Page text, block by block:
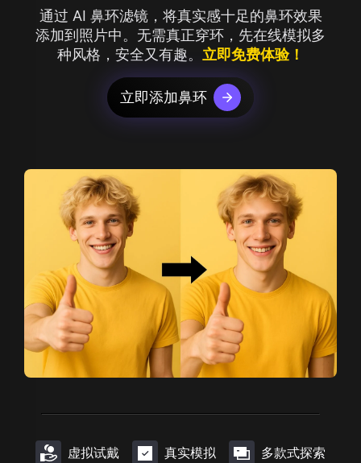
通过 AI 鼻环滤镜，将真实感十足的鼻环效果
添加到照片中。无需真正穿环，先在线模拟多
种风格，安全又有趣。 立即免费体验！
立即添加鼻环
虚拟试戴 真实模拟 多款式探索